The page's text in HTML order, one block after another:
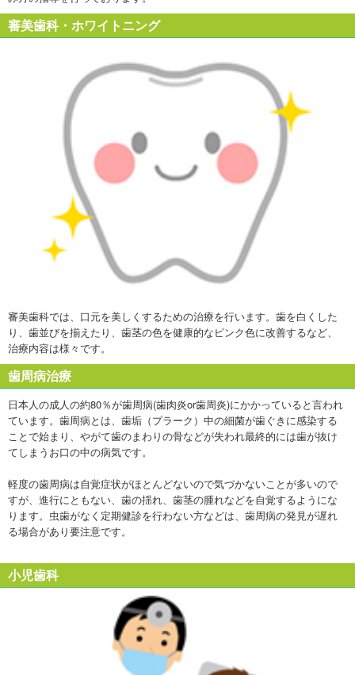
審美歯科・ホワイトニング
審美歯科では、口元を美しくするための治療を行います。歯を白くした
り、歯並びを揃えたり、歯茎の色を健康的なピンク色に改善するなど、
治療内容は様々です。
歯周病治療
日本人の成人の約80％が歯周病(歯肉炎or歯周炎)にかかっていると言われ
ています。歯周病とは、歯垢（プラーク）中の細菌が歯ぐきに感染する
ことで始まり、やがて歯のまわりの骨などが失われ最終的には歯が抜け
てしまうお口の中の病気です。
軽度の歯周病は自覚症状がほとんどないので気づかないことが多いので
すが、進行にともない、歯の揺れ、歯茎の腫れなどを自覚するようにな
ります。虫歯がなく定期健診を行わない方などは、歯周病の発見が遅れ
る場合があり要注意です。
小児歯科